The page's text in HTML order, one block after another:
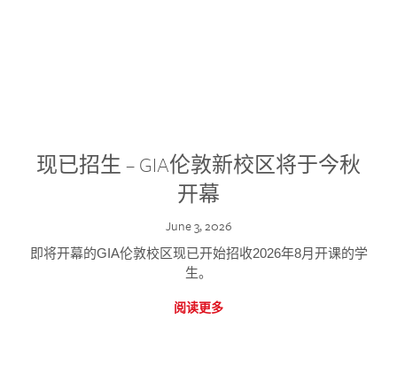
现已招生 – GIA伦敦新校区将于今秋
开幕
June 3, 2026
即将开幕的GIA伦敦校区现已开始招收2026年8月开课的学
生。
阅读更多